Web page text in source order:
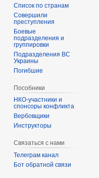
Список по странам
Совершили
преступления
Боевые
подразделения и
группировки
Подразделения ВС
Украины
Погибшие
Пособники
спонсоры конфликта
‏‎Вербовщики
Инструкторы
Связаться с нами
Телеграм канал
Бот обратной связи